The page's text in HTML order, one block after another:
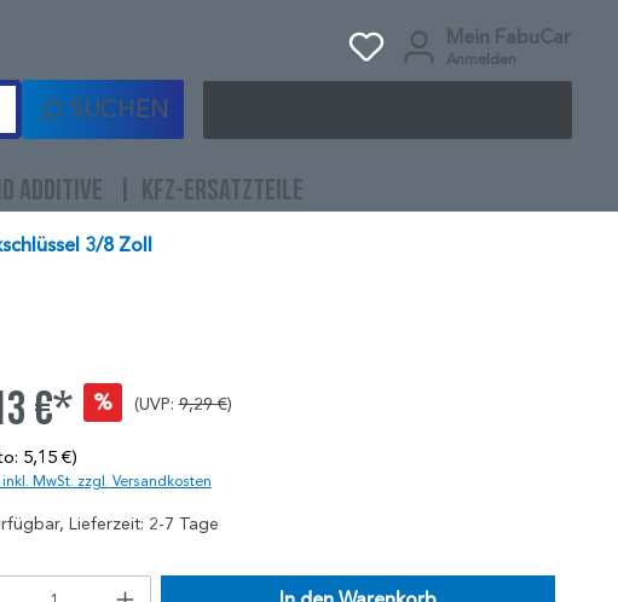
Mein FabuCar
Anmelden
SUCHEN
ADDITIVE KFZ-ERSATZTEILE
3/8 Zoll
€* % (UVP:9,29 €)
5,15 €)
inkl. MwSt. zzgl. Versandkosten
Lieferzeit: 2-7 Tage